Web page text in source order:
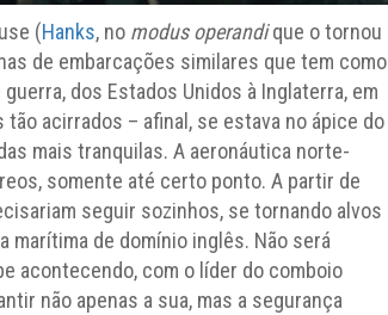
(Hanks, no modus operandique o tornou
de embarcações similares que tem como
dos Estados Unidos à Inglaterra, em
acirrados – afinal, se estava no ápice do
mais tranquilas. A aeronáutica norte-
somente até certo ponto. A partir de
seguir sozinhos, se tornando alvos
marítima de domínio inglês. Não será
acontecendo, com o líder do comboio
não apenas a sua, mas a segurança